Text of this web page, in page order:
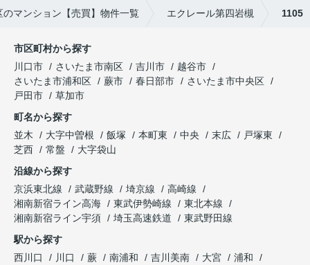
のマンション【売買】物件一覧 エクレール第四岩槻 1105
市区町村から探す
川口市
さいたま市南区 吉川市
越谷市
さいたま市浦和区
蕨市 春日部市
さいたま市中央区
戸田市
草加市
町名から探す
並木
大字中曽根 飯塚 本町東 中央 末広
戸塚東
芝西
常盤
大字袋山
沿線から探す
京浜東北線
武蔵野線 埼京線
高崎線
湘南新宿ライン高海
東武伊勢崎線
東北本線
湘南新宿ライン宇須
埼玉高速鉄道
東武野田線
駅から探す
西川口
川口 蕨 南浦和 吉川美南 大宮
浦和